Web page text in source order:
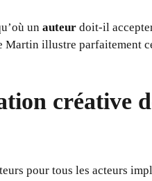
un auteur doit-il
Martin illustre parfaitement
créative
pour tous les acteurs